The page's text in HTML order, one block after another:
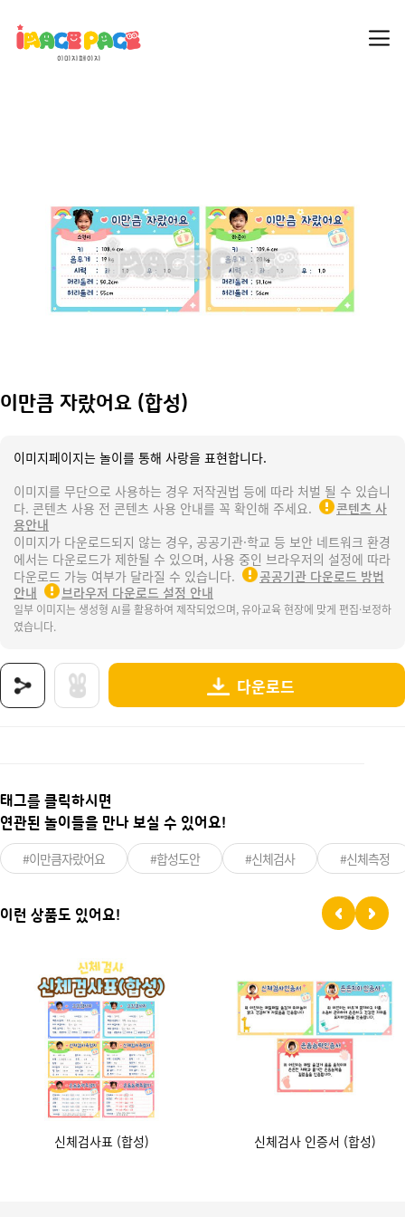
이만큼 자랐어요 (합성)
이미지페이지는 놀이를 통해 사랑을 표현합니다.
이미지를 무단으로 사용하는 경우 저작권법 등에 따라 처벌 될 수 있습니
다. 콘텐츠 사용 전 콘텐츠 사용 안내를 꼭 확인해 주세요.
콘텐츠 사
용안내
이미지가 다운로드되지 않는 경우, 공공기관·학교 등 보안 네트워크 환경
에서는 다운로드가 제한될 수 있으며, 사용 중인 브라우저의 설정에 따라
다운로드 가능 여부가 달라질 수 있습니다.
공공기관 다운로드 방법
안내
브라우저 다운로드 설정 안내
일부 이미지는 생성형 AI를 활용하여 제작되었으며, 유아교육 현장에 맞게 편집·보정하
였습니다.
다운로드
태그를 클릭하시면
연관된 놀이들을 만나 보실 수 있어요!
#이만큼자랐어요 #합성도안 #신체검사 #신체측정
이런 상품도 있어요!
신체검사표 (합성) 신체검사 인증서 (합성)